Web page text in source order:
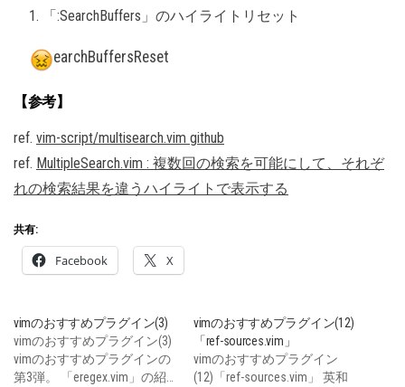
「:SearchBuffers」のハイライトリセット
earchBuffersReset
【参考】
ref. vim-script/multisearch.vim github
ref. MultipleSearch.vim : 複数回の検索を可能にして、それぞ
れの検索結果を違うハイライトで表示する
共有:
Facebook X
vimのおすすめプラグイン(3)
vimのおすすめプラグイン(3)
vimのおすすめプラグインの
第3弾。 「eregex.vim」の紹…
vimのおすすめプラグイン(12)
「ref-sources.vim」
vimのおすすめプラグイン
(12)「ref-sources.vim」 英和